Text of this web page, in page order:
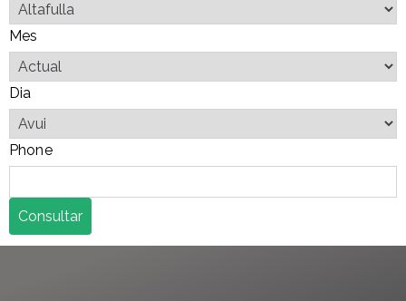
Mes
Dia
Phone
Consultar